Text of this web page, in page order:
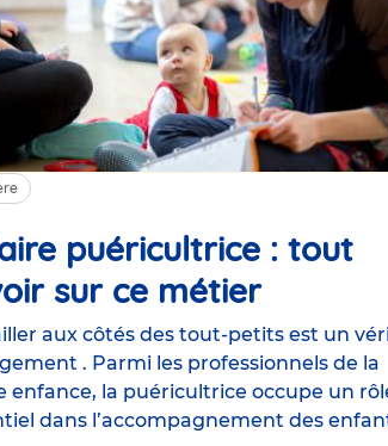
puéricultrice : tout
sur ce métierArticle
aux côtés des tout-petits est un
. Parmi les professionnels de la
enfance, la puéricultrice occupe un
dans l’accompagnement des